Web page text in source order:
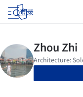
登录